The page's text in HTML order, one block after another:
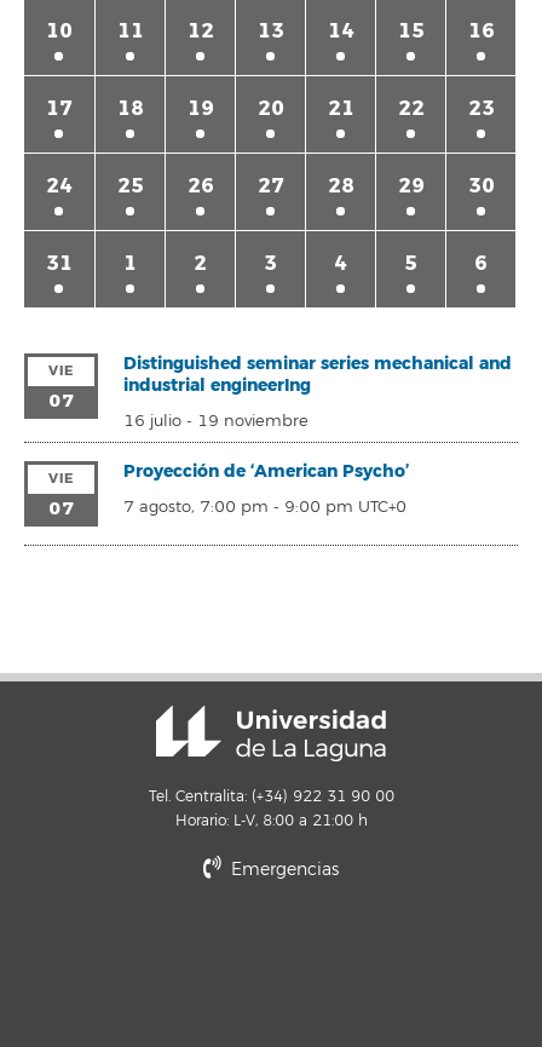
10 11 12 13 14 15 16
17 18 19 20 21 22 23
24 25 26 27 28 29 30
31 1 2 3 4 5 6
VIE
07
Distinguished seminar series mechanical and
industrial engineerIng
16 julio- 19 noviembre
VIE
07
Proyección de ‘American Psycho’
7 agosto, 7:00 pm - 9:00 pm UTC+0
Tel. Centralita: (+34) 922 31 90 00
Horario: L-V, 8:00 a 21:00 h
Emergencias